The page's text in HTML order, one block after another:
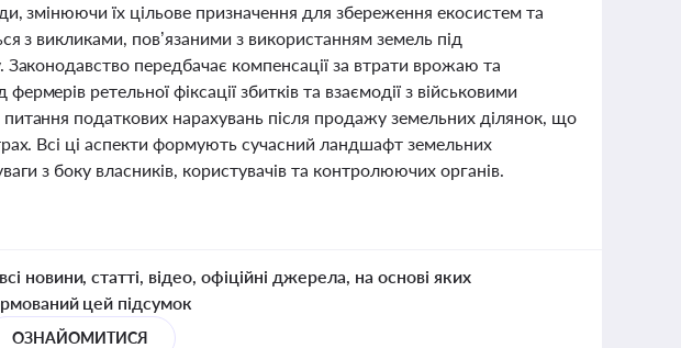
змінюючи їх цільове призначення для збереження екосистем та
з викликами, пов’язаними з використанням земель під
передбачає компенсації за втрати врожаю та
ретельної фіксації збитків та взаємодії з військовими
податкових нарахувань після продажу земельних ділянок, що
Всі ці аспекти формують сучасний ландшафт земельних
з боку власників, користувачів та контролюючих органів.
новини, статті, відео, офіційні джерела, на основі яких
цей підсумок
ОЗНАЙОМИТИСЯ